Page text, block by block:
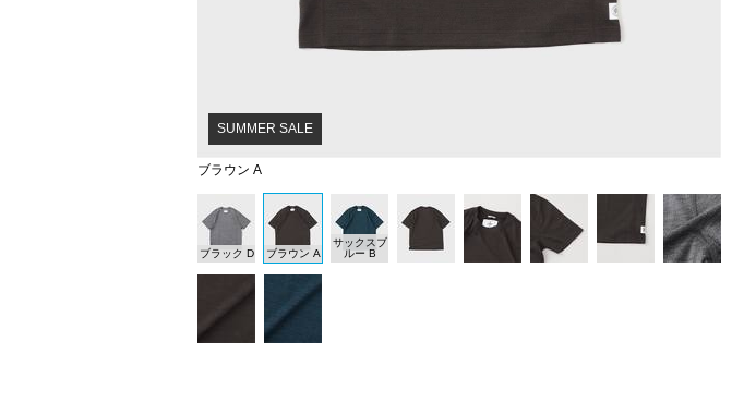
ブラウン A
SUMMER SALE
ブラック D ブラウン A
サックスブ
ルー B